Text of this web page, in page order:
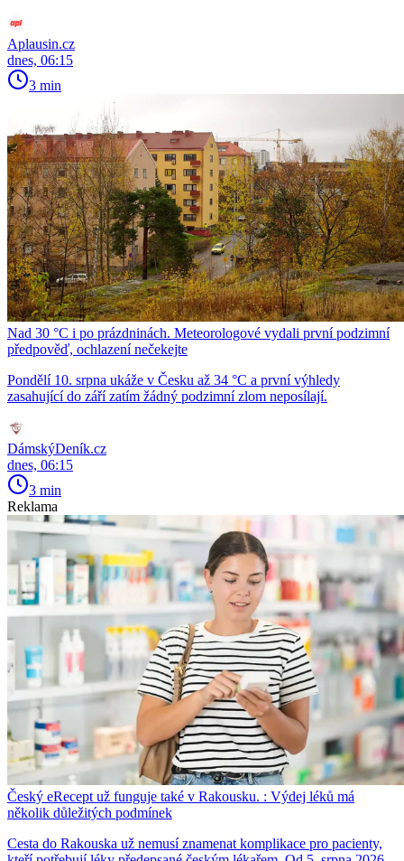
Aplausin.cz
dnes, 06:15
3 min
Nad 30 °C i po prázdninách. Meteorologové vydali první podzimní
předpověď, ochlazení nečekejte
Pondělí 10. srpna ukáže v Česku až 34 °C a první výhledy
zasahující do září zatím žádný podzimní zlom neposílají.
DámskýDeník.cz
dnes, 06:15
3 min
Reklama
Český eRecept už funguje také v Rakousku. : Výdej léků má
několik důležitých podmínek
Cesta do Rakouska už nemusí znamenat komplikace pro pacienty,